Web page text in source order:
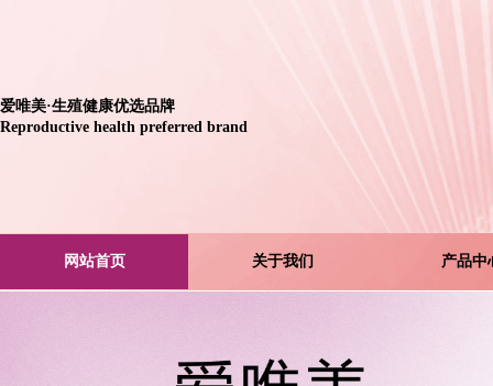
爱唯美·生殖健康优选品牌
Reproductive health preferred brand
网站首页 关于我们 产品中